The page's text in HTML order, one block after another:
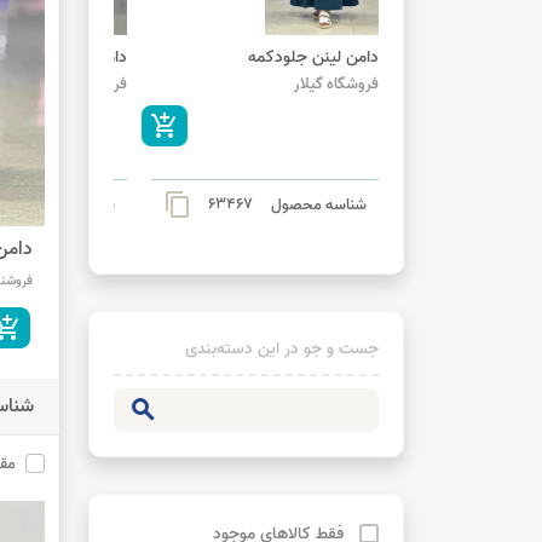
دامن لینن جلودکمه
فروشگاه گیلار
add_shopping_cart
شناسه محصول 63467
content_copy
دامن سیلک
فروشگاه گیلار
شناسه محصول
جست و جو در این دسته‌بندی
search
فقط کالاهای موجود